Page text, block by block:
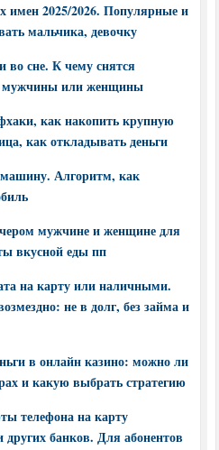
имен 2025/2026. Популярные и
мальчика, девочку
во сне. К чему снятся
мужчины или женщины
как накопить крупную
как откладывать деньги
Алгоритм, как
мужчине и женщине для
вкусной еды пп
на карту или наличными.
не в долг, без займа и
в онлайн казино: можно ли
и какую выбрать стратегию
телефона на карту
банков. Для абонентов